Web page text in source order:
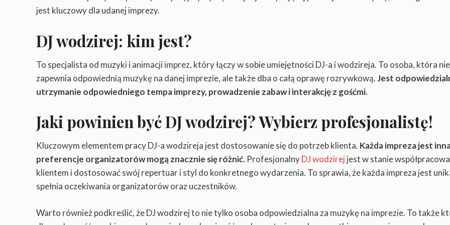
jest kluczowy dla udanej imprezy.
DJ wodzirej: kim jest?
To specjalista od muzyki i animacji imprez, który łączy w sobie umiejętności DJ-a i wodzireja. To osoba, która
zapewnia odpowiednią muzykę na danej imprezie, ale także dba o całą oprawę rozrywkową.Jest
utrzymanie odpowiedniego tempa imprezy, prowadzenie zabaw i interakcję z gośćmi.
Jaki powinien być DJ wodzirej? Wybierz profesjonalistę!
Kluczowym elementem pracy DJ-a wodzireja jest dostosowanie się do potrzeb klienta. Każda impreza jest
preferencje organizatorów mogą znacznie się różnić. ProfesjonalnyDJ wodzirejjest w stanie
klientem i dostosować swój repertuar i styl do konkretnego wydarzenia. To sprawia, że każda impreza jest
spełnia oczekiwania organizatorów oraz uczestników.
Warto również podkreślić, że DJ wodzirej to nie tylko osoba odpowiedzialna za muzykę na imprezie. To także